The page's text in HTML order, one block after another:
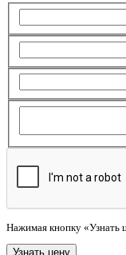
Нажимая кнопку «Узнать